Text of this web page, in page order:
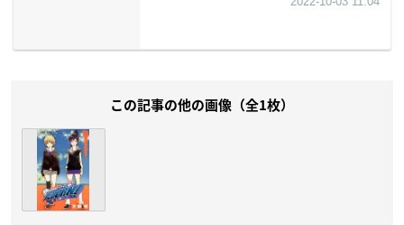
この記事の他の画像（全1枚）